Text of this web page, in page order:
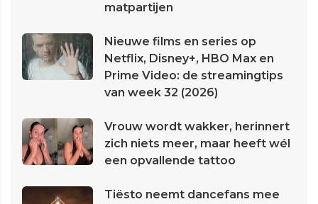
matpartijen
Nieuwe films en series op
Netflix, Disney+, HBO Max en
Prime Video: de streamingtips
van week 32 (2026)
Vrouw wordt wakker, herinnert
zich niets meer, maar heeft wél
een opvallende tattoo
Tiësto neemt dancefans mee